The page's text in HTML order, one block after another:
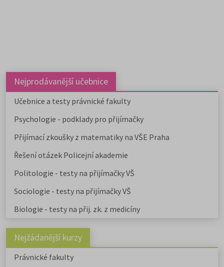
dále v nabídce na 9 soukromých
můžete studovat na 9
fakultách, dvou institutech a
vysokých školách od uměleckých
po ekonomické či technické.
Pedagogicky zaměřené obory
nabízejí také soukromé vysoké
školy.
zaměřené obory a
uvádíme v samostatném článku.
Chystáte se na humanitní
Stáhněte si zdarma e-book s
přehledem humanitních fakult,
Nejprodávanější učebnice
Učebnice a testy právnické fakulty
Psychologie - podklady pro přijímačky
Přijímací zkoušky z matematiky na VŠE Praha
Řešení otázek Policejní akademie
Politologie - testy na přijímačky VŠ
Sociologie - testy na přijímačky VŠ
Biologie - testy na přij. zk. z medicíny
Nejžádanější kurzy
Právnické fakulty